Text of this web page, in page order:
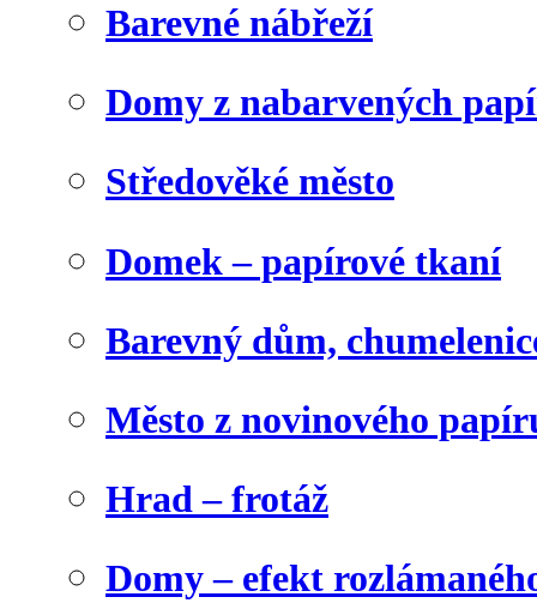
Barevné nábřeží
Domy z nabarvených
Středověké město
Domek – papírové tkaní
Barevný dům,
Město z novinového
Hrad – frotáž
Domy – efekt